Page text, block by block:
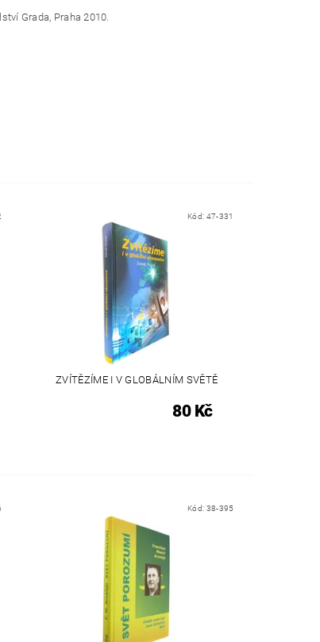
Grada, Praha 2010.
Kód: 47-331
ZVÍTĚZÍME I V GLOBÁLNÍM SVĚTĚ
80 Kč
Kód: 38-395